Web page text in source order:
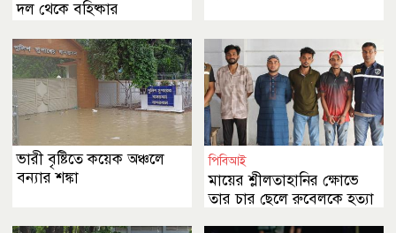
দল থেকে বহিষ্কার
ভারী বৃষ্টিতে কয়েক অঞ্চলে
বন্যার শঙ্কা
পিবিআই
মায়ের শ্লীলতাহানির ক্ষোভে
তার চার ছেলে রুবেলকে হত্যা